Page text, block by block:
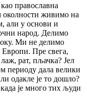
православна
околности живимо на
али у основи и
народ. Делимо
Ми не делимо
Европи. Пре свега,
рат, пљачка? Јел
периоду дала велики
одакле је то дошло?
је много тих људи